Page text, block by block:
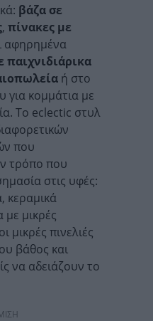
βάζα σε
, πίνακες με
αφηρημένα
παιχνιδιάρικα
ή στο
για κομμάτια με
Το eclectic στυλ
που
τρόπο που
στις υφές:
κεραμικά
με μικρές
μικρές πινελιές
βάθος και
να αδειάζουν το